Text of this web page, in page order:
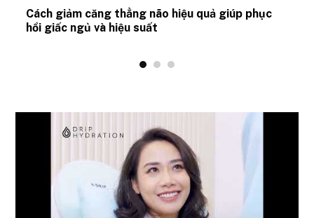
Cách giảm căng thẳng não hiệu quả giúp phục
hồi giấc ngủ và hiệu suất